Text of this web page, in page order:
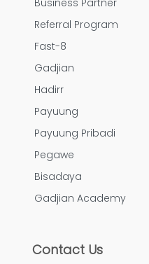
Business Partner
Referral Program
Fast-8
Gadjian
Hadirr
Payuung
Payuung Pribadi
Pegawe
Bisadaya
Gadjian Academy
Contact Us